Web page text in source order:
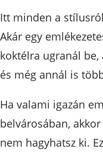
Itt minden a
Akár egy
koktélra ugranál be,
és még annál is
Ha valami igazán
belvárosában,
nem hagyhatsz ki.